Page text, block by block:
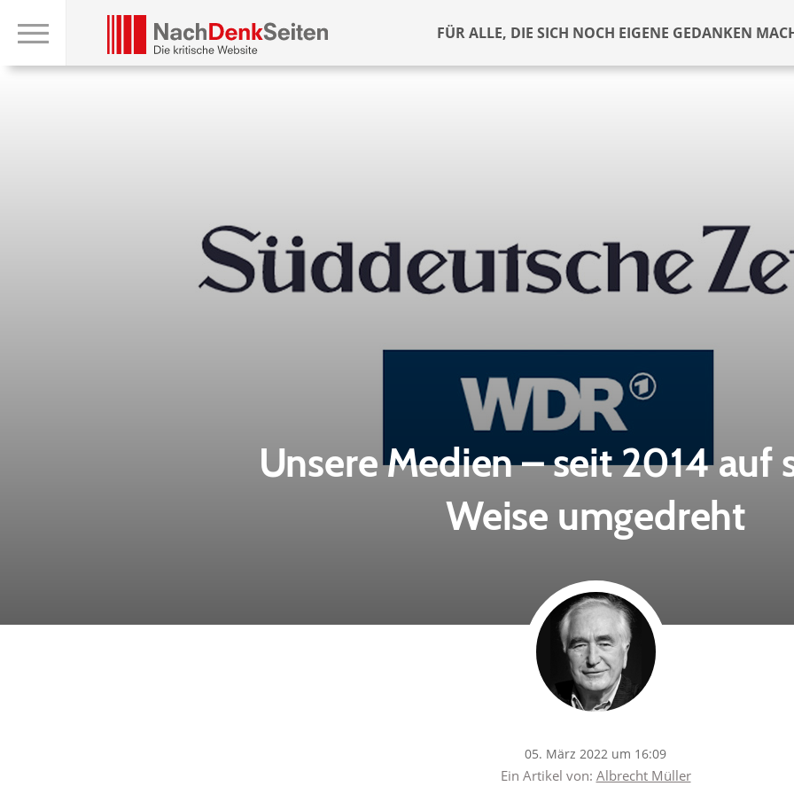
FÜR ALLE, DIE SICH NOCH EIGENE GEDANKEN
Unsere Medien – seit 2014 auf
Weise umgedreht
05. März 2022 um 16:09
Ein Artikel von: Albrecht Müller